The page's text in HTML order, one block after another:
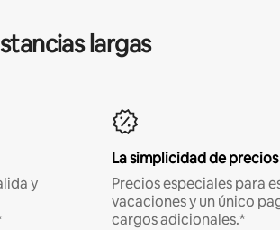
largas
y
La simplicidad de
Precios especiales para
vacaciones y un único
cargos adicionales.*